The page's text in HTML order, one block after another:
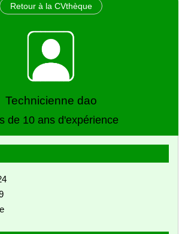
Retour à la CVthèque
Technicienne dao
de 10 ans d'expérience